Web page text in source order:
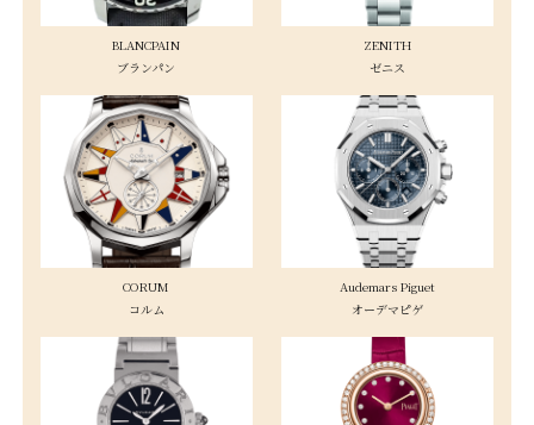
BLANCPAIN
ブランパン
ZENITH
ゼニス
CORUM
コルム
Audemars Piguet
オーデマピゲ